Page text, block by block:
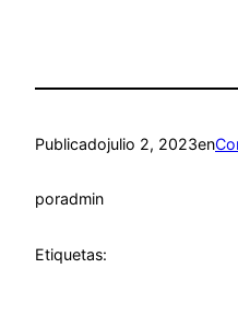
Publicadojulio 2, 2023en
poradmin
Etiquetas: